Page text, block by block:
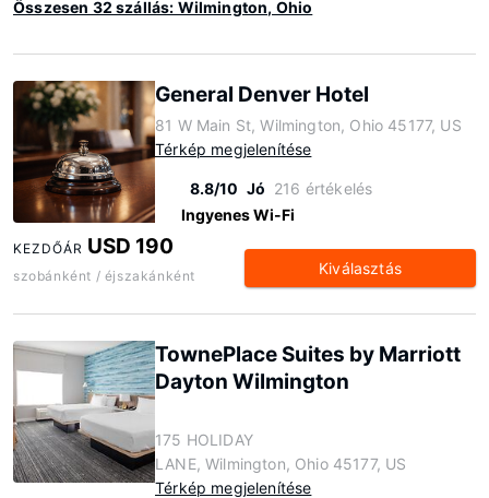
Összesen 32 szállás: Wilmington, Ohio
General Denver Hotel
81 W Main St, Wilmington, Ohio 45177, US
Térkép megjelenítése
8.8/10 Jó 216 értékelés
Ingyenes Wi-Fi
KEZDŐÁR USD 190
szobánként / éjszakánként Kiválasztás
TownePlace Suites by Marriott
Dayton Wilmington
175 HOLIDAY
LANE, Wilmington, Ohio 45177, US
Térkép megjelenítése